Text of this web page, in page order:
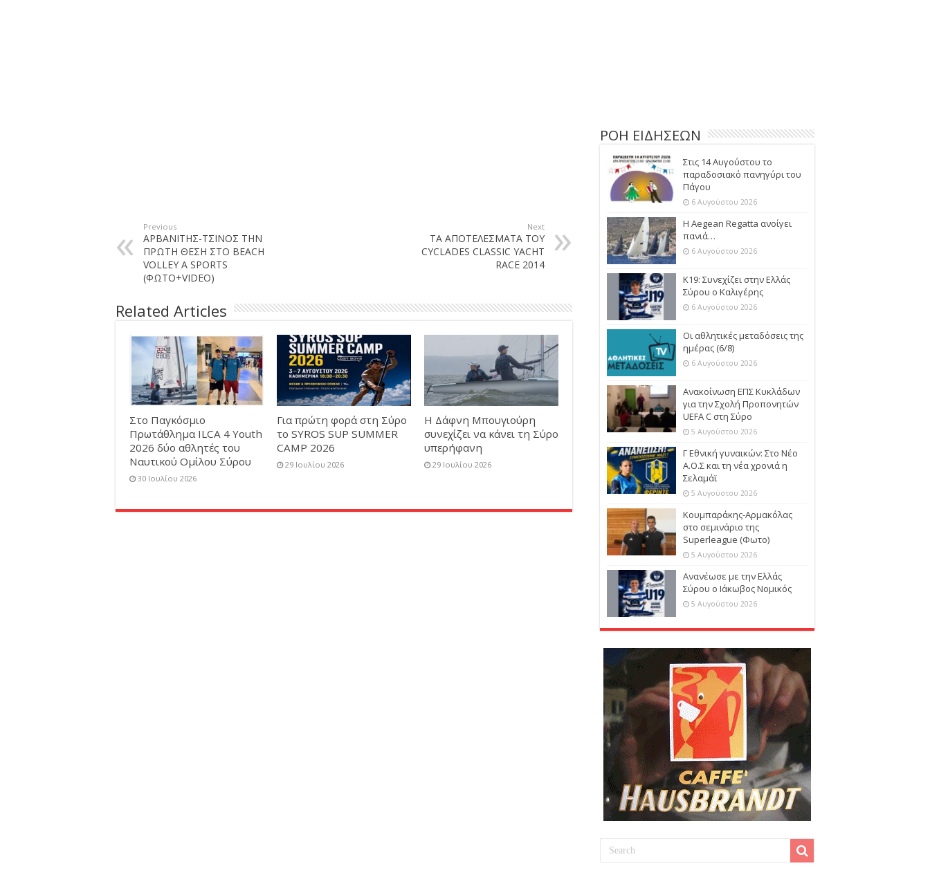
Previous
ΑΡΒΑΝΙΤΗΣ-ΤΣΙΝΟΣ ΤΗΝ
ΠΡΩΤΗ ΘΕΣΗ ΣΤΟ BEACH
VOLLEY A SPORTS
(ΦΩΤΟ+VIDEO)
Next
ΤΑ ΑΠΟΤΕΛΕΣΜΑΤΑ ΤΟΥ
CYCLADES CLASSIC YACHT
RACE 2014
Related Articles
Στο Παγκόσμιο
Πρωτάθλημα ILCA 4 Youth
2026 δύο αθλητές του
Ναυτικού Ομίλου Σύρου
30 Ιουλίου 2026
Για πρώτη φορά στη Σύρο
το SYROS SUP SUMMER
CAMP 2026
29 Ιουλίου 2026
Η Δάφνη Μπουγιούρη
συνεχίζει να κάνει τη Σύρο
υπερήφανη
29 Ιουλίου 2026
ΡΟΗ ΕΙΔΗΣΕΩΝ
Στις 14 Αυγούστου το
παραδοσιακό πανηγύρι του
Πάγου
6 Αυγούστου 2026
Η Aegean Regatta ανοίγει
πανιά…
6 Αυγούστου 2026
Κ19: Συνεχίζει στην Ελλάς
Σύρου ο Καλιγέρης
6 Αυγούστου 2026
Οι αθλητικές μεταδόσεις της
ημέρας (6/8)
6 Αυγούστου 2026
Ανακοίνωση ΕΠΣ Κυκλάδων
για την Σχολή Προπονητών
UEFA C στη Σύρο
5 Αυγούστου 2026
Γ Εθνική γυναικών: Στο Νέο
Α.Ο.Σ και τη νέα χρονιά η
Σελαμάϊ
5 Αυγούστου 2026
Κουμπαράκης-Αρμακόλας
στο σεμινάριο της
Superleague (Φωτο)
5 Αυγούστου 2026
Ανανέωσε με την Ελλάς
Σύρου ο Ιάκωβος Νομικός
5 Αυγούστου 2026